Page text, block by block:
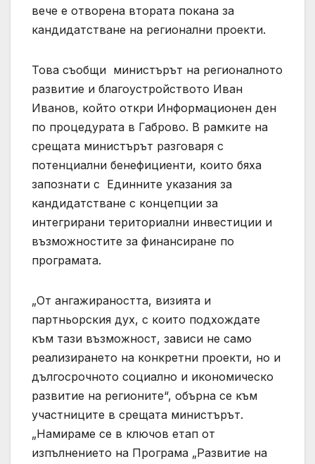
вече е отворена втората покана за
кандидатстване на регионални проекти.
Това съобщи министърът на регионалното
развитие и благоустройството Иван
Иванов, който откри Информационен ден
по процедурата в Габрово. В рамките на
срещата министърът разговаря с
потенциални бенефициенти, които бяха
запознати с Единните указания за
кандидатстване с концепции за
интегрирани териториални инвестиции и
възможностите за финансиране по
програмата.
„От ангажираността, визията и
партньорския дух, с които подхождате
към тази възможност, зависи не само
реализирането на конкретни проекти, но и
дългосрочното социално и икономическо
развитие на регионите“, обърна се към
участниците в срещата министърът.
„Намираме се в ключов етап от
изпълнението на Програма „Развитие на